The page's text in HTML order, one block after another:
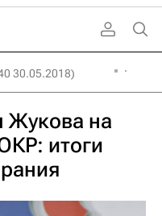
30.05.2018)
Жукова на
итоги